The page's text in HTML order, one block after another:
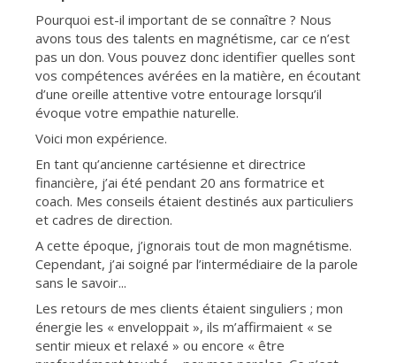
Pourquoi est-il important de se connaître ? Nous
avons tous des talents en magnétisme, car ce n’est
pas un don. Vous pouvez donc identifier quelles sont
vos compétences avérées en la matière, en écoutant
d’une oreille attentive votre entourage lorsqu’il
évoque votre empathie naturelle.
Voici mon expérience.
En tant qu’ancienne cartésienne et directrice
financière, j’ai été pendant 20 ans formatrice et
coach. Mes conseils étaient destinés aux particuliers
et cadres de direction.
A cette époque, j’ignorais tout de mon magnétisme.
Cependant, j’ai soigné par l’intermédiaire de la parole
sans le savoir...
Les retours de mes clients étaient singuliers ; mon
énergie les « enveloppait », ils m’affirmaient « se
sentir mieux et relaxé » ou encore « être